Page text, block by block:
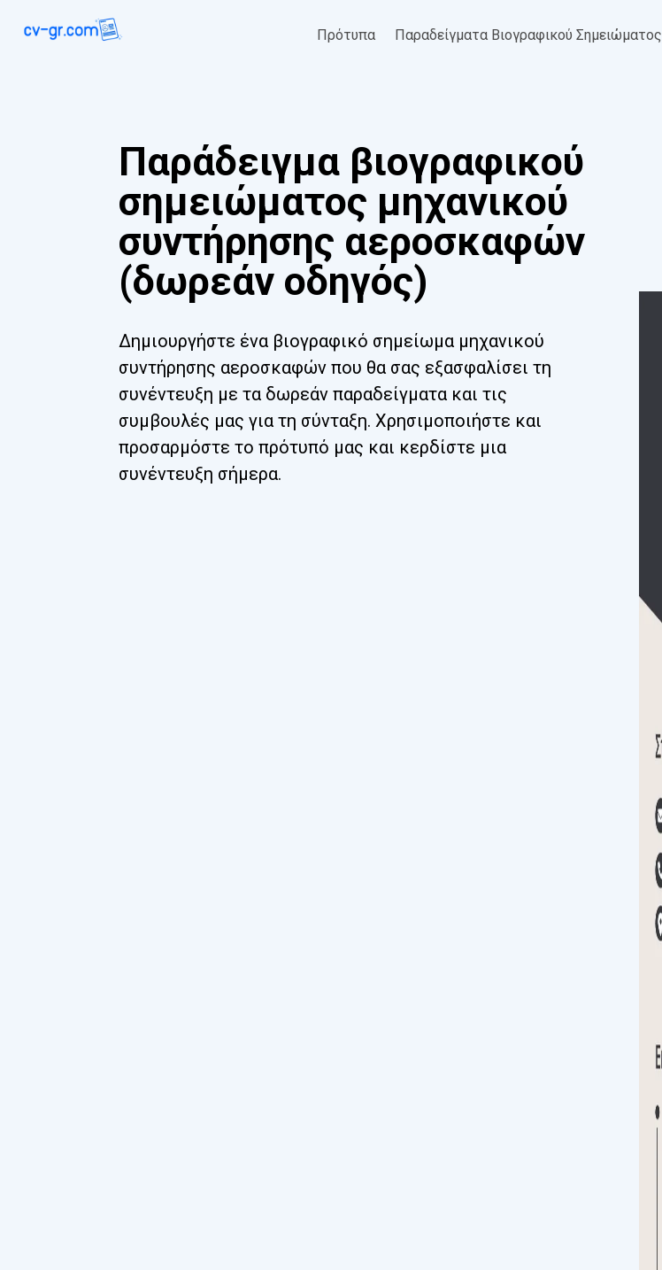
Πρότυπα Παραδείγματα Βιογραφικού Σημειώματος
Παράδειγμα βιογραφικού
σημειώματος μηχανικού
συντήρησης αεροσκαφών
(δωρεάν οδηγός)
Δημιουργήστε ένα βιογραφικό σημείωμα μηχανικού
συντήρησης αεροσκαφών που θα σας εξασφαλίσει τη
συνέντευξη με τα δωρεάν παραδείγματα και τις
συμβουλές μας για τη σύνταξη. Χρησιμοποιήστε και
προσαρμόστε το πρότυπό μας και κερδίστε μια
συνέντευξη σήμερα.